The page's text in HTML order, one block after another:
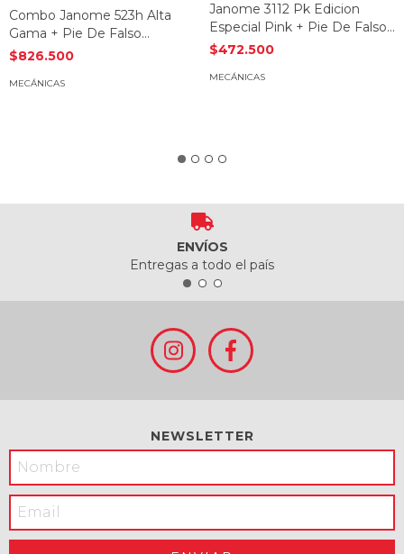
Combo Janome 523h Alta
Gama + Pie De Falso
Overlock Incluido
$826.500
MECÁNICAS
Janome 3112 Pk Edicion
Especial Pink + Pie De Falso
Overlock
$472.500
MECÁNICAS
ENVÍOS
Entregas a todo el país
NEWSLETTER